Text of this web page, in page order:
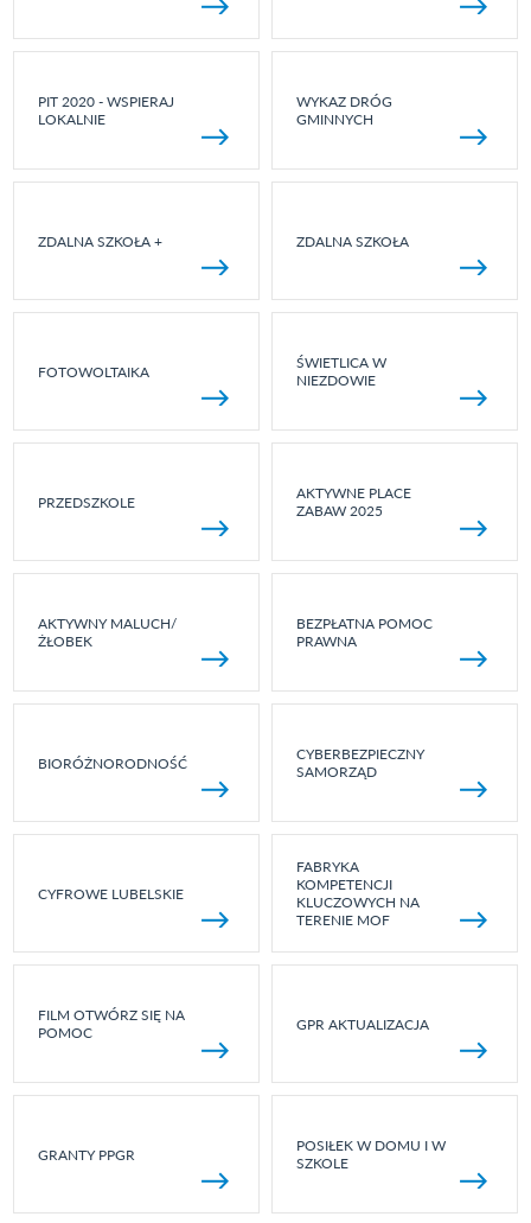
PIT 2020 - WSPIERAJ
LOKALNIE
WYKAZ DRÓG
GMINNYCH
ZDALNA SZKOŁA + ZDALNA SZKOŁA
FOTOWOLTAIKA
ŚWIETLICA W
NIEZDOWIE
PRZEDSZKOLE
AKTYWNE PLACE
ZABAW 2025
AKTYWNY MALUCH/
ŻŁOBEK
BEZPŁATNA POMOC
PRAWNA
BIORÓŻNORODNOŚĆ
CYBERBEZPIECZNY
SAMORZĄD
CYFROWE LUBELSKIE
FABRYKA
KOMPETENCJI
KLUCZOWYCH NA
TERENIE MOF
FILM OTWÓRZ SIĘ NA
POMOC
GPR AKTUALIZACJA
GRANTY PPGR
POSIŁEK W DOMU I W
SZKOLE